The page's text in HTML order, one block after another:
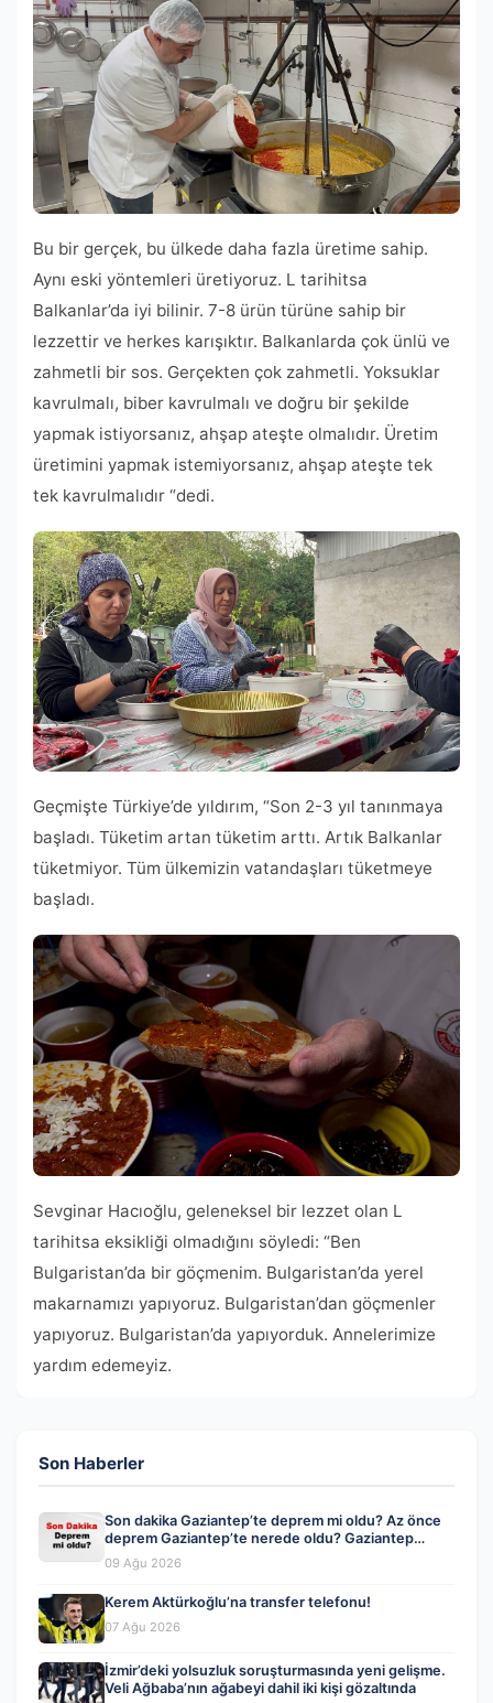
Bu bir gerçek, bu ülkede daha fazla üretime sahip.
Aynı eski yöntemleri üretiyoruz. L tarihitsa
Balkanlar’da iyi bilinir. 7-8 ürün türüne sahip bir
lezzettir ve herkes karışıktır. Balkanlarda çok ünlü ve
zahmetli bir sos. Gerçekten çok zahmetli. Yoksuklar
kavrulmalı, biber kavrulmalı ve doğru bir şekilde
yapmak istiyorsanız, ahşap ateşte olmalıdır. Üretim
üretimini yapmak istemiyorsanız, ahşap ateşte tek
tek kavrulmalıdır “dedi.
Geçmişte Türkiye’de yıldırım, “Son 2-3 yıl tanınmaya
başladı. Tüketim artan tüketim arttı. Artık Balkanlar
tüketmiyor. Tüm ülkemizin vatandaşları tüketmeye
başladı.
Sevginar Hacıoğlu, geleneksel bir lezzet olan L
tarihitsa eksikliği olmadığını söyledi: “Ben
Bulgaristan’da bir göçmenim. Bulgaristan’da yerel
makarnamızı yapıyoruz. Bulgaristan’dan göçmenler
yapıyoruz. Bulgaristan’da yapıyorduk. Annelerimize
yardım edemeyiz.
Son Haberler
Son dakika Gaziantep’te deprem mi oldu? Az önce
deprem Gaziantep’te nerede oldu? Gaziantep
deprem Kandilli ve AFAD son depremler listesi 09
Ağustos 2026
09 Ağu 2026
Kerem Aktürkoğlu’na transfer telefonu!
07 Ağu 2026
İzmir’deki yolsuzluk soruşturmasında yeni gelişme.
Veli Ağbaba’nın ağabeyi dahil iki kişi gözaltında